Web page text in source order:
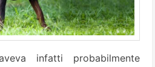
infatti probabilmente